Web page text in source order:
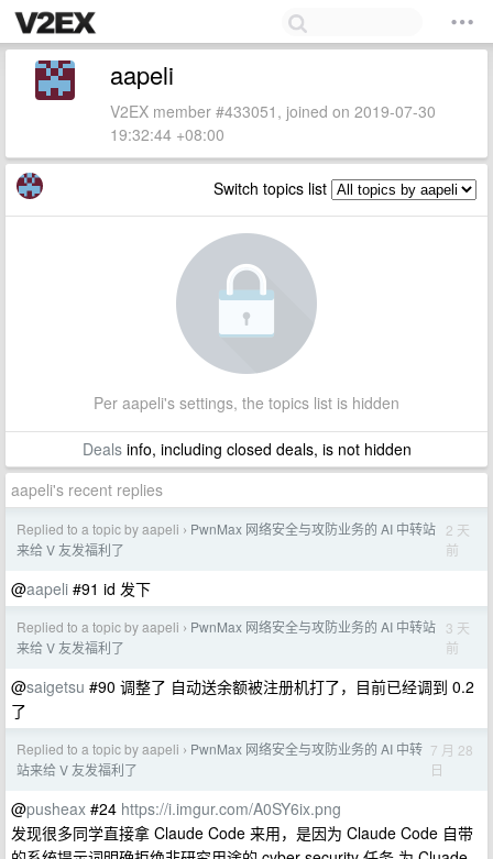
aapeli
V2EX member #433051, joined on 2019-07-30
19:32:44 +08:00
Switch topics list
Per aapeli's settings, the topics list is hidden
Dealsinfo, including closed deals, is not hidden
aapeli's recent replies
Replied to a topic by aapeli › PwnMax 网络安全与攻防业务的 AI 中转站
来给 V 友发福利了
2 天
前
@aapeli #91 id 发下
Replied to a topic by aapeli › PwnMax 网络安全与攻防业务的 AI 中转站
来给 V 友发福利了
3 天
前
@saigetsu #90 调整了 自动送余额被注册机打了，目前已经调到 0.2
了
Replied to a topic by aapeli › PwnMax 网络安全与攻防业务的 AI 中转
站来给 V 友发福利了
7 月 28
日
@pusheax #24 https://i.imgur.com/A0SY6ix.png
发现很多同学直接拿 Claude Code 来用，是因为 Claude Code 自带